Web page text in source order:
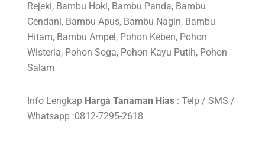
Rejeki, Bambu Hoki, Bambu Panda, Bambu
Cendani, Bambu Apus, Bambu Nagin, Bambu
Hitam, Bambu Ampel, Pohon Keben, Pohon
Wisteria, Pohon Soga, Pohon Kayu Putih, Pohon
Salam
Info Lengkap Harga Tanaman Hias: Telp / SMS /
Whatsapp :0812-7295-2618